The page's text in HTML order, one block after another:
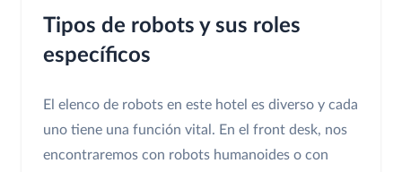
Tipos de robots y sus roles
específicos
El elenco de robots en este hotel es diverso y cada
uno tiene una función vital. En el front desk, nos
encontraremos con robots humanoides o con